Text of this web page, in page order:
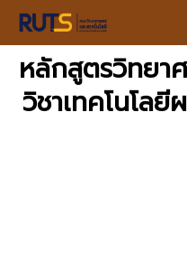
Skip
content
Search
for:
หลักสูตรวิทยา
วิชาเทคโนโล